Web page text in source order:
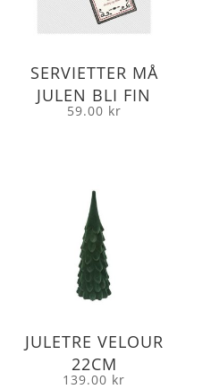
SERVIETTER MÅ
JULEN BLI FIN
59.00 kr
JULETRE VELOUR
22CM
139.00 kr